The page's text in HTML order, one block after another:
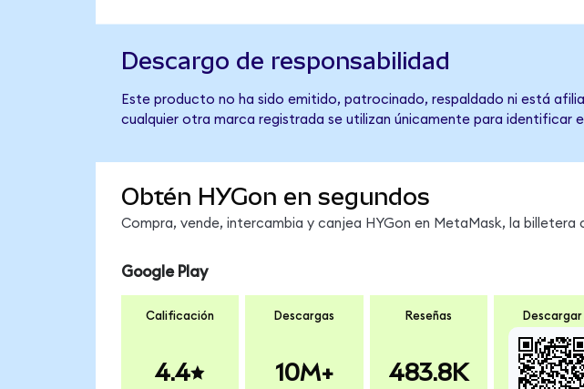
Descargo de responsabilidad
Este producto no ha sido emitido, patrocinado, respaldado ni está
cualquier otra marca registrada se utilizan únicamente para identificar
Obtén HYGon en segundos
Compra, vende, intercambia y canjea HYGon en MetaMask, la
Google Play
Calificación
4.4
Descargas
10M+
Reseñas
483.8K
Descargar